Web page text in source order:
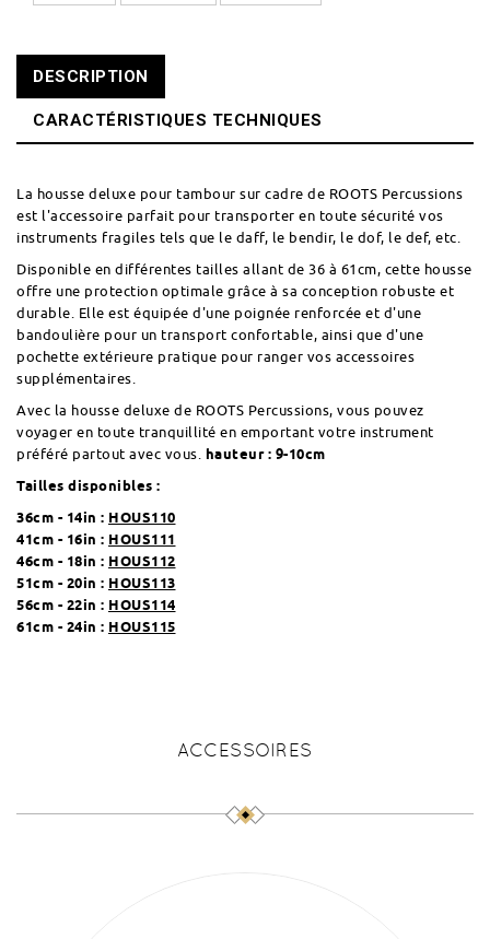
DESCRIPTION
CARACTÉRISTIQUES TECHNIQUES
La housse deluxe pour tambour sur cadre de ROOTS Percussions
est l'accessoire parfait pour transporter en toute sécurité vos
instruments fragiles tels que le daff, le bendir, le dof, le def, etc.
Disponible en différentes tailles allant de 36 à 61cm, cette housse
offre une protection optimale grâce à sa conception robuste et
durable. Elle est équipée d'une poignée renforcée et d'une
bandoulière pour un transport confortable, ainsi que d'une
pochette extérieure pratique pour ranger vos accessoires
supplémentaires.
Avec la housse deluxe de ROOTS Percussions, vous pouvez
voyager en toute tranquillité en emportant votre instrument
préféré partout avec vous. hauteur : 9-10cm
Tailles disponibles :
36cm - 14in : HOUS110
41cm - 16in : HOUS111
46cm - 18in : HOUS112
51cm - 20in : HOUS113
56cm - 22in : HOUS114
61cm - 24in : HOUS115
ACCESSOIRES